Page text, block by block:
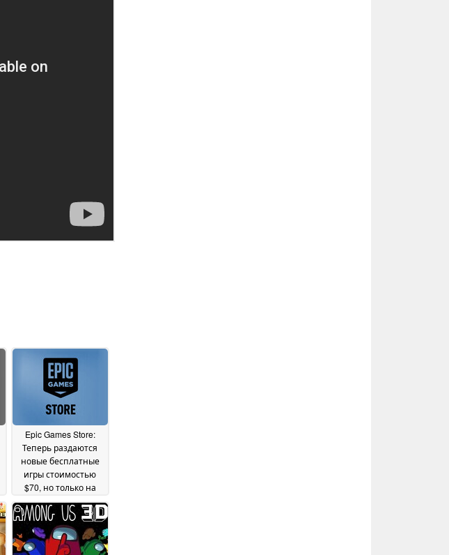
Epic Games Store:
Теперь раздаются
новые бесплатные
игры стоимостью
$70, но только на
короткое время21
February 2025